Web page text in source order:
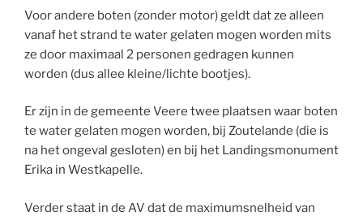
Voor andere boten (zonder motor) geldt dat ze alleen
vanaf het strand te water gelaten mogen worden mits
ze door maximaal 2 personen gedragen kunnen
worden (dus allee kleine/lichte bootjes).
Er zijn in de gemeente Veere twee plaatsen waar boten
te water gelaten mogen worden, bij Zoutelande (die is
na het ongeval gesloten) en bij het Landingsmonument
Erika in Westkapelle.
Verder staat in de AV dat de maximumsnelheid van